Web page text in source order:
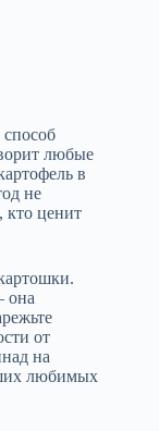
любые
в
не
кто ценит
она
от
на
любимых